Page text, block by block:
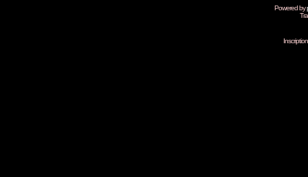
Powered by